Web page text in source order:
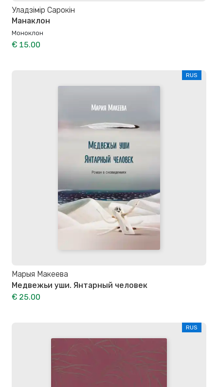
Уладзімір Сарокін
Манаклон
Моноклон
€ 15.00
RUS
Марыя Макеева
Медвежьи уши. Янтарный человек
€ 25.00
RUS